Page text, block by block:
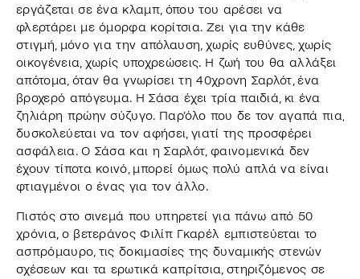
εργάζεται σε ένα κλαμπ, όπου του αρέσει να
φλερτάρει με όμορφα κορίτσια. Ζει για την κάθε
στιγμή, μόνο για την απόλαυση, χωρίς ευθύνες, χωρίς
οικογένεια, χωρίς υποχρεώσεις. Η ζωή του θα αλλάξει
απότομα, όταν θα γνωρίσει τη 40χρονη Σαρλότ, ένα
βροχερό απόγευμα. Η Σάσα έχει τρία παιδιά, κι ένα
ζηλιάρη πρώην σύζυγο. Παρ’όλο που δε τον αγαπά πια,
δυσκολεύεται να τον αφήσει, γιατί της προσφέρει
ασφάλεια. Ο Σάσα και η Σαρλότ, φαινομενικά δεν
έχουν τίποτα κοινό, μπορεί όμως πολύ απλά να είναι
φτιαγμένοι ο ένας για τον άλλο.
Πιστός στο σινεμά που υπηρετεί για πάνω από 50
χρόνια, ο βετεράνος Φιλίπ Γκαρέλ εμπιστεύεται το
ασπρόμαυρο, τις δοκιμασίες της δυναμικής στενών
σχέσεων και τα ερωτικά καπρίτσια, στηριζόμενος σε